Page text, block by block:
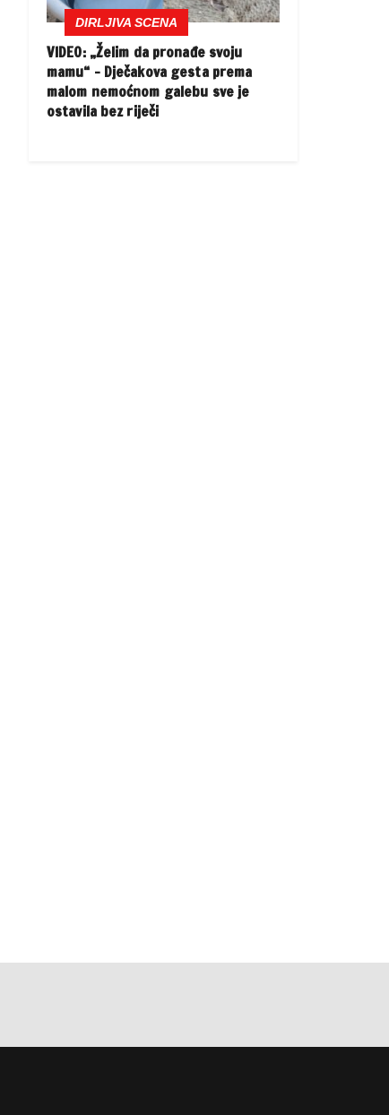
DIRLJIVA SCENA
VIDEO: „Želim da pronađe svoju
mamu“ – Dječakova gesta prema
malom nemoćnom galebu sve je
ostavila bez riječi